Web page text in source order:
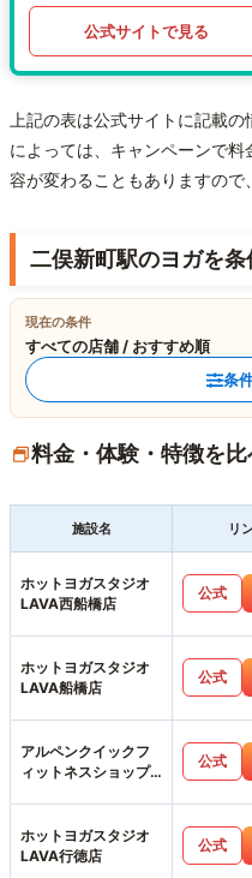
公式サイトで見る
上記の表は公式サイトに記載
によっては、キャンペーンで
容が変わることもありますので
二俣新町駅のヨガを
現在の条件
すべての店舗 / おすすめ順
条
料金・体験・特徴を比
施設名 リ
ホットヨガスタジオ
LAVA西船橋店
公式
ホットヨガスタジオ
LAVA船橋店
公式
アルペンクイックフ
ィットネスショップ
公式
ホットヨガスタジオ
LAVA行徳店
公式